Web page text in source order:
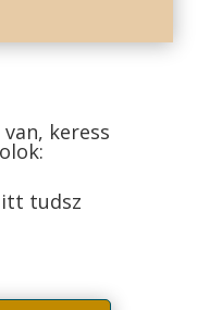
keress
itt tudsz